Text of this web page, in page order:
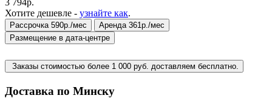
3 794р.
Хотите дешевле - узнайте как.
Рассрочка 590р./мес
Аренда 361р./мес
Размещение в дата-центре
Заказы стоимостью более 1 000 руб. доставляем бесплатно.
Доставка по Минску